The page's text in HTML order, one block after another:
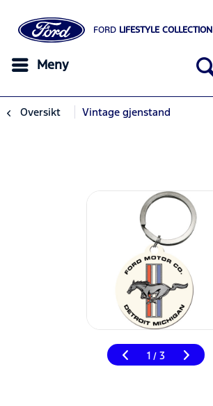
FORD LIFESTYLE COLLECTION
Meny
Oversikt Vintage gjenstand
1 / 3